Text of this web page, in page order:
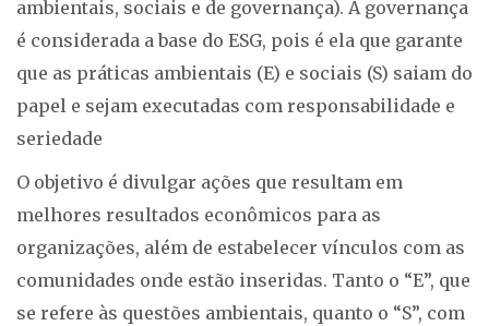
ambientais, sociais e de governança). A governança
é considerada a base do ESG, pois é ela que garante
que as práticas ambientais (E) e sociais (S) saiam do
papel e sejam executadas com responsabilidade e
seriedade
O objetivo é divulgar ações que resultam em
melhores resultados econômicos para as
organizações, além de estabelecer vínculos com as
comunidades onde estão inseridas. Tanto o “E”, que
se refere às questões ambientais, quanto o “S”, com